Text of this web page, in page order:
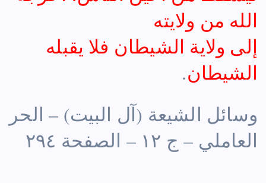
الله من ولايته
إلى ولاية الشيطان فلا يقبله
الشيطان.
وسائل الشيعة (آل البيت) – الحر
العاملي – ج ١٢ – الصفحة ٢٩٤